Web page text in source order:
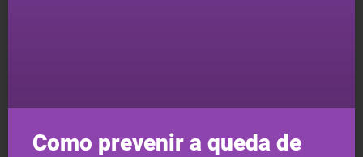
Como prevenir a queda de